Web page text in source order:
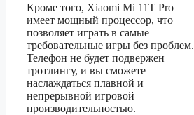
Кроме того, Xiaomi Mi 11T Pro
имеет мощный процессор, что
позволяет играть в самые
требовательные игры без проблем.
Телефон не будет подвержен
тротлингу, и вы сможете
наслаждаться плавной и
непрерывной игровой
производительностью.